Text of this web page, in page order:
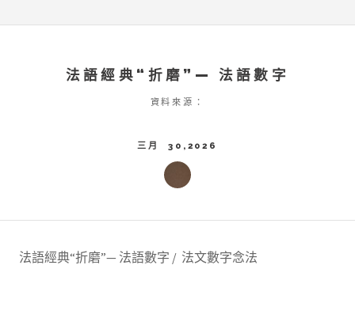
法語經典“折磨”— 法語數字
資料來源：
三月 30,2026
法語經典“折磨”— 法語數字 / 法文數字念法